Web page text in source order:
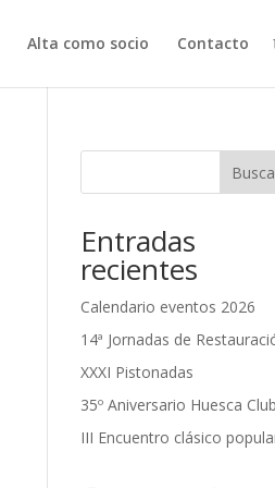
Alta como socio Contacto
Entradas
recientes
Calendario eventos 2026
14ª Jornadas de
XXXI Pistonadas
35º Aniversario Huesca Club
III Encuentro clásico